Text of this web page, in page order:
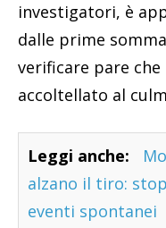
investigatori, è
dalle prime
verificare pare
accoltellato al
Leggi anche:
alzano il tiro:
eventi spontanei